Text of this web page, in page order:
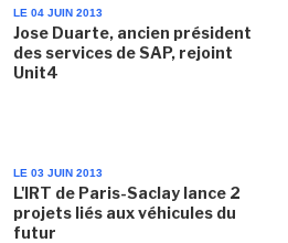
LE 04 JUIN 2013
Jose Duarte, ancien président
des services de SAP, rejoint
Unit4
LE 03 JUIN 2013
L'IRT de Paris-Saclay lance 2
projets liés aux véhicules du
futur